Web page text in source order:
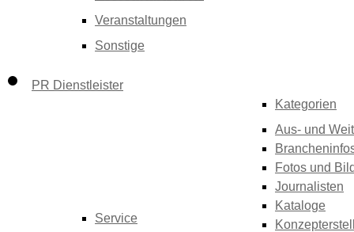
Veranstaltungen
Sonstige
PR Dienstleister
Service
Kategorien
Aus- und
Fotos und
Journalisten
Kataloge